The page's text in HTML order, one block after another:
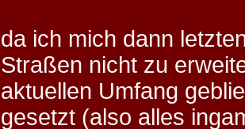
da ich mich dann
Straßen nicht zu
aktuellen Umfang
gesetzt (also alles